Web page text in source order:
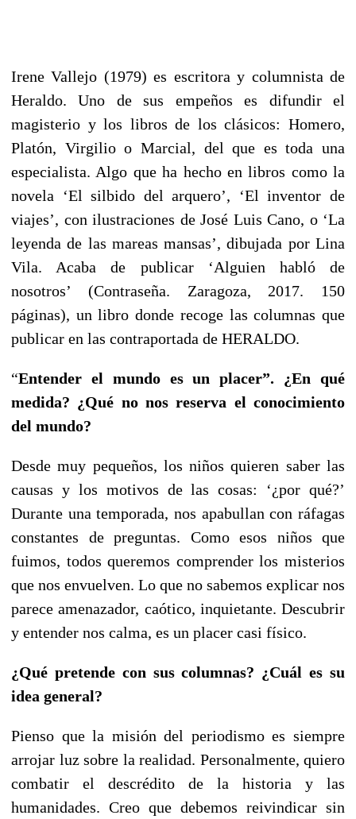
Irene Vallejo (1979) es escritora y columnista de
Heraldo. Uno de sus empeños es difundir el
magisterio y los libros de los clásicos: Homero,
Platón, Virgilio o Marcial, del que es toda una
especialista. Algo que ha hecho en libros como la
novela ‘El silbido del arquero’, ‘El inventor de
viajes’, con ilustraciones de José Luis Cano, o ‘La
leyenda de las mareas mansas’, dibujada por Lina
Vila. Acaba de publicar ‘Alguien habló de
nosotros’ (Contraseña. Zaragoza, 2017. 150
páginas), un libro donde recoge las columnas que
publicar en las contraportada de HERALDO.
“Entender el mundo es un placer”. ¿En qué
medida? ¿Qué no nos reserva el conocimiento
del mundo?
Desde muy pequeños, los niños quieren saber las
causas y los motivos de las cosas: ‘¿por qué?’
Durante una temporada, nos apabullan con ráfagas
constantes de preguntas. Como esos niños que
fuimos, todos queremos comprender los misterios
que nos envuelven. Lo que no sabemos explicar nos
parece amenazador, caótico, inquietante. Descubrir
y entender nos calma, es un placer casi físico.
¿Qué pretende con sus columnas? ¿Cuál es su
idea general?
Pienso que la misión del periodismo es siempre
arrojar luz sobre la realidad. Personalmente, quiero
combatir el descrédito de la historia y las
humanidades. Creo que debemos reivindicar sin